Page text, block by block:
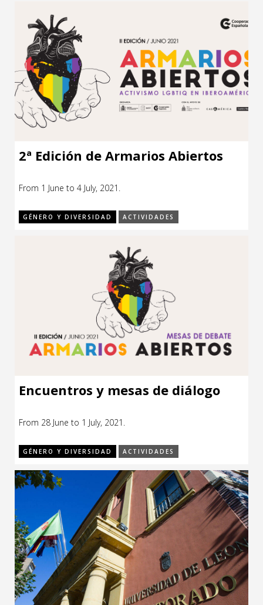
2ª Edición de Armarios Abiertos
From 1 June to 4 July, 2021.
GÉNERO Y DIVERSIDAD ACTIVIDADES
Encuentros y mesas de diálogo
From 28 June to 1 July, 2021.
GÉNERO Y DIVERSIDAD ACTIVIDADES